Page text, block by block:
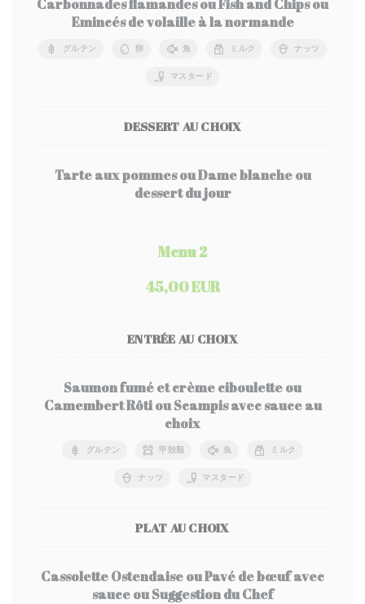
Carbonnades flamandes ou Fish and Chips ou
Emincés de volaille à la normande
グルテン 卵 魚 ミルク ナッツ
マスタード
DESSERT AU CHOIX
Tarte aux pommes ou Dame blanche ou
dessert du jour
Menu 2
45,00 EUR
ENTRÉE AU CHOIX
Saumon fumé et crème ciboulette ou
Camembert Rôti ou Scampis avec sauce au
choix
グルテン 甲殻類 魚 ミルク
ナッツ マスタード
PLAT AU CHOIX
Cassolette Ostendaise ou Pavé de bœuf avec
sauce ou Suggestion du Chef